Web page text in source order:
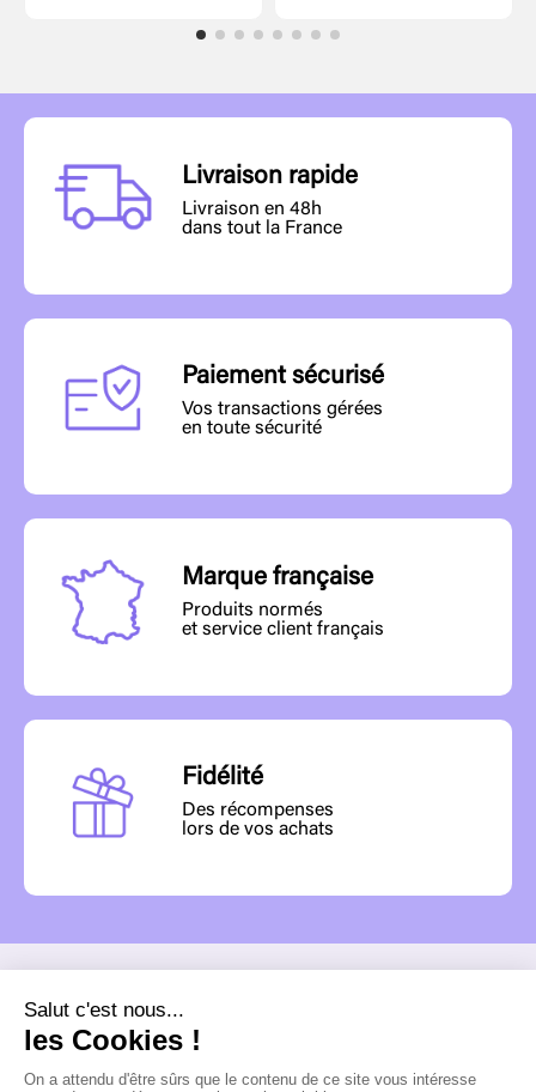
Livraison rapide
Livraison en 48h
dans tout la France
Paiement sécurisé
Vos transactions gérées
en toute sécurité
Marque française
Produits normés
et service client français
Fidélité
Des récompenses
lors de vos achats
MENU
INFORMATIONS